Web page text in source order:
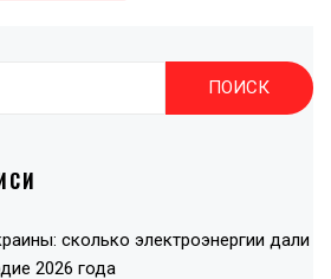
сколько электроэнергии дали
2026 года